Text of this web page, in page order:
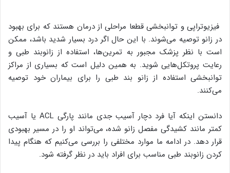
فیزیوتراپی و توانبخشی قطعا مراحلی از درمان هستند که برای بهبود
در زانو توصیه می‌شوند. با این حال اگر درد بسیار شدید باشد، ممکن
است با نظر پزشک مجبور به تمرین‌ها، استفاده از زانوبند طبی و
رعایت پروتکل‌هایی شوید. به همین دلیل است که بسیاری از مراکز
توانبخشی استفاده از زانو بند طبی را برای بیماران خود توصیه
می‌کنند.
دانستن اینکه آیا فرد دچار آسیب جدی مانند پارگی ACL یا آسیب
کمتر مانند کشیدگی مفصل زانو شده، می‌تواند او را در مسیر بهبودی
قرار دهد. در ادامه ما موارد مختلفی را بررسی می‌کنیم که هنگام پیدا
کردن زانوبند طبی مناسب برای افراد باید در نظر گرفته شود.